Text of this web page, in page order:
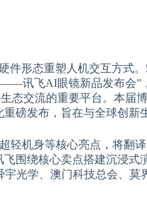
件形态重塑人机交互方式
讯飞AI眼镜新品发布会
态交流的重要平台。本届
磅发布，旨在与全球创新
轻机身等核心亮点，将翻
围绕核心卖点搭建沉浸
光学、澳门科技总会、